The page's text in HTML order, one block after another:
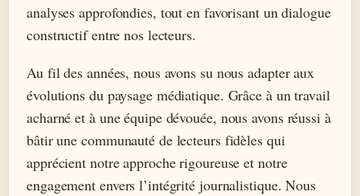
analyses approfondies, tout en favorisant un dialogue
constructif entre nos lecteurs.
Au fil des années, nous avons su nous adapter aux
évolutions du paysage médiatique. Grâce à un travail
acharné et à une équipe dévouée, nous avons réussi à
bâtir une communauté de lecteurs fidèles qui
apprécient notre approche rigoureuse et notre
engagement envers l’intégrité journalistique. Nous